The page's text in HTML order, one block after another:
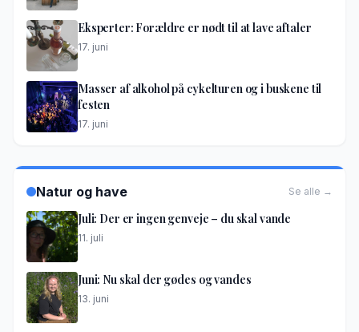
Eksperter: Forældre er nødt til at lave aftaler
17. juni
Masser af alkohol på cykelturen og i buskene til
festen
17. juni
Natur og have Se alle →
Juli: Der er ingen genveje – du skal vande
11. juli
Juni: Nu skal der gødes og vandes
13. juni